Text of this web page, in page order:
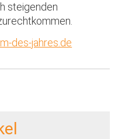
steigenden
des-jahres.de